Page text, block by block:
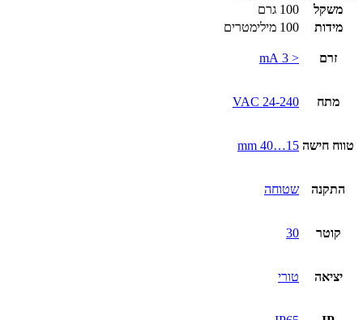
משקל
100 גרם
מידות
100 מילימטרים
זרם < 3 mA
מתח 24-240 VAC
טווח חישה 15…40 mm
התקנה שטוחה
קוטר 30
יציאה טורי